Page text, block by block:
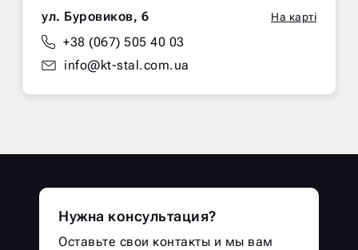
ул. Буровиков, 6 На карті
+38 (067) 505 40 03
info@kt-stal.com.ua
Нужна консультация?
Оставьте свои контакты и мы вам